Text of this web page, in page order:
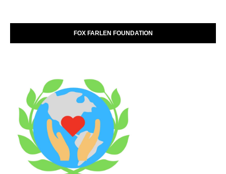
FOX FARLEN FOUNDATION